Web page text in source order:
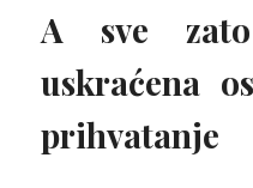
A sve
uskraćena
prihvatanje